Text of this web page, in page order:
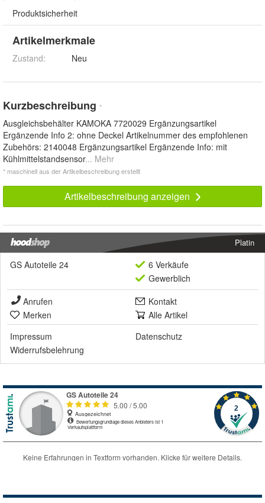
Produktsicherheit
Artikelmerkmale
Zustand: Neu
Kurzbeschreibung *
Ausgleichsbehälter KAMOKA 7720029 Ergänzungsartikel
Ergänzende Info 2: ohne Deckel Artikelnummer des empfohlenen
Zubehörs: 2140048 Ergänzungsartikel Ergänzende Info: mit
Kühlmittelstandsensor... Mehr
* maschinell aus der Artikelbeschreibung erstellt
Artikelbeschreibung anzeigen
Platin
GS Autoteile 24
6 Verkäufe
Gewerblich
Anrufen
Kontakt
Merken
Alle Artikel
Impressum
Datenschutz
Widerrufsbelehrung